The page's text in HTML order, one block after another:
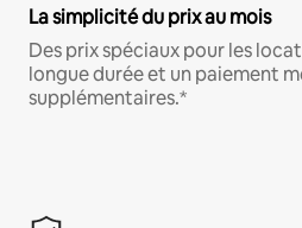
La simplicité du prix au mois
Des prix spéciaux pour les
longue durée et un paiement
supplémentaires.*